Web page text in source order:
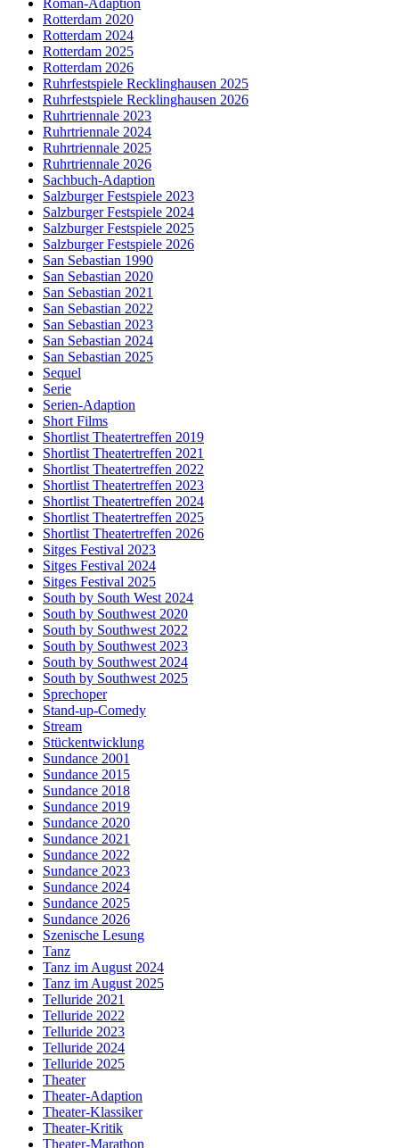
Rotterdam 2020
Rotterdam 2024
Rotterdam 2025
Rotterdam 2026
Ruhrfestspiele Recklinghausen 2025
Ruhrfestspiele Recklinghausen 2026
Ruhrtriennale 2023
Ruhrtriennale 2024
Ruhrtriennale 2025
Ruhrtriennale 2026
Sachbuch-Adaption
Salzburger Festspiele 2023
Salzburger Festspiele 2024
Salzburger Festspiele 2025
Salzburger Festspiele 2026
San Sebastian 1990
San Sebastian 2020
San Sebastian 2021
San Sebastian 2022
San Sebastian 2023
San Sebastian 2024
San Sebastian 2025
Sequel
Serie
Serien-Adaption
Short Films
Shortlist Theatertreffen 2019
Shortlist Theatertreffen 2021
Shortlist Theatertreffen 2022
Shortlist Theatertreffen 2023
Shortlist Theatertreffen 2024
Shortlist Theatertreffen 2025
Shortlist Theatertreffen 2026
Sitges Festival 2023
Sitges Festival 2024
Sitges Festival 2025
South by South West 2024
South by Southwest 2020
South by Southwest 2022
South by Southwest 2023
South by Southwest 2024
South by Southwest 2025
Sprechoper
Stand-up-Comedy
Stream
Stückentwicklung
Sundance 2001
Sundance 2015
Sundance 2018
Sundance 2019
Sundance 2020
Sundance 2021
Sundance 2022
Sundance 2023
Sundance 2024
Sundance 2025
Sundance 2026
Szenische Lesung
Tanz
Tanz im August 2024
Tanz im August 2025
Telluride 2021
Telluride 2022
Telluride 2023
Telluride 2024
Telluride 2025
Theater
Theater-Adaption
Theater-Klassiker
Theater-Kritik
Theater-Marathon